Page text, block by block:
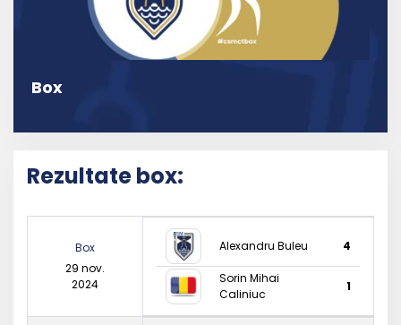
Box
Rezultate box:
Box
29 nov.
2024
Alexandru Buleu 4
Sorin Mihai
Caliniuc
1